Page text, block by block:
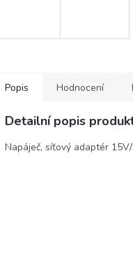
Popis Hodnocení
Detailní popis
Napáječ, síťový adaptér